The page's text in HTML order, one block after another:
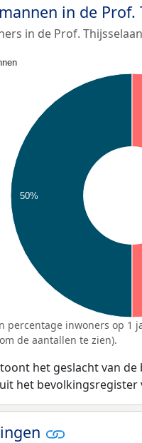
in de Prof.
in de Prof.
50%
percentage inwoners op 1
de aantallen te zien).
het geslacht van
het bevolkingsregister